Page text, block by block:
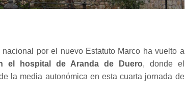
por el nuevo Estatuto Marco ha vuelto a
el hospital de Aranda de Duero, donde el
la media autonómica en esta cuarta jornada de